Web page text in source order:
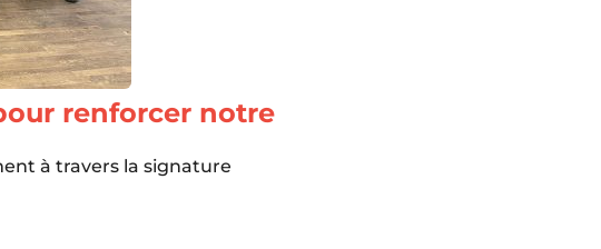
renforcer notre
à travers la signature